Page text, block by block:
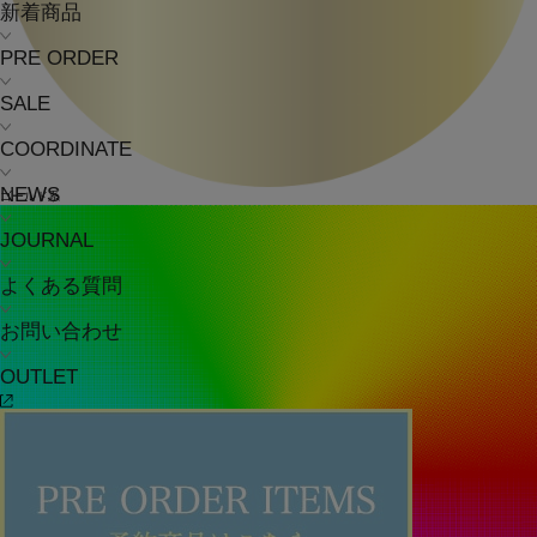
新着商品
PRE ORDER
SALE
COORDINATE
NEWS
JOURNAL
よくある質問
お問い合わせ
OUTLET
ゴールド系